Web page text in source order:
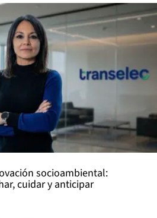
socioambiental:
cuidar y anticipar